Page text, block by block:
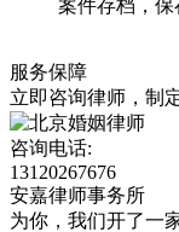
案件存档，
服务保障
立即咨询律师， 制
咨询电话:
13120267676
安嘉律师事务所
为你，我们开了一